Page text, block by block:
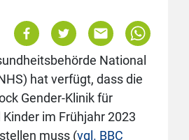
National
hat verfügt, dass die
Gender-Klinik für
im Frühjahr 2023
muss (vgl. BBC